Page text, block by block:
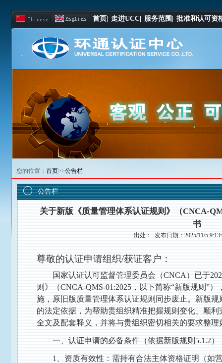
首页| 走进UCC| 服务范围| 批准和认可资
您的位置： 首页>>公告栏
公告栏
关于新版《质量管理体系认证规则》（CNCA-
书
出处： 发布日期：2025/11/5
尊敬的认证申请组织/获证客户：
国家认证认可监督管理委员会（CNCA）已于
则》（CNCA-QMS-01:2025，以下简称“新版规则”
施，原旧版质量管理体系认证规则同步废止。新版
的法定依据，为帮助贵组织精准把握规则变化、顺
全文及配套释义，并将与贵组织密切相关的要求整
一、认证申请的必备条件（依据新版规则5.1.2）
1、资质有效性：需持有合法主体资格证明（如